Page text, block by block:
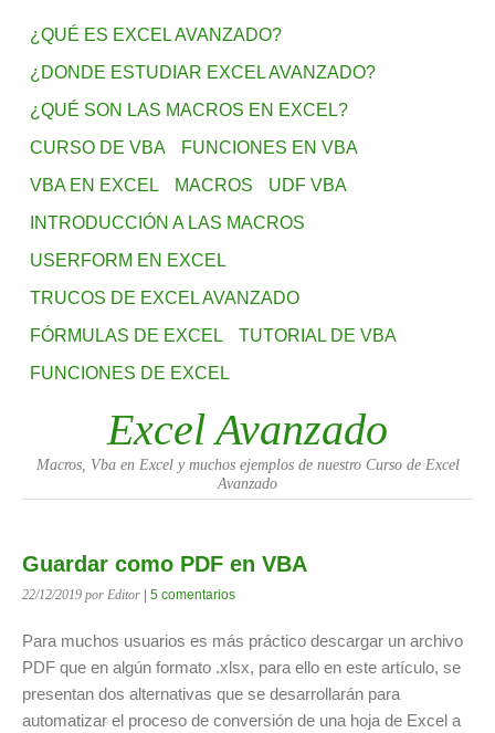
¿QUÉ ES EXCEL AVANZADO?
¿DONDE ESTUDIAR EXCEL AVANZADO?
¿QUÉ SON LAS MACROS EN EXCEL?
CURSO DE VBA
FUNCIONES EN VBA
VBA EN EXCEL
MACROS
UDF VBA
INTRODUCCIÓN A LAS MACROS
USERFORM EN EXCEL
TRUCOS DE EXCEL AVANZADO
FÓRMULAS DE EXCEL
TUTORIAL DE VBA
FUNCIONES DE EXCEL
Excel Avanzado
Macros, Vba en Excel y muchos ejemplos de nuestro Curso de Excel
Avanzado
Guardar como PDF en VBA
22/12/2019 por Editor 5 comentarios
Para muchos usuarios es más práctico descargar un archivo
PDF que en algún formato .xlsx, para ello en este artículo, se
presentan dos alternativas que se desarrollarán para
automatizar el proceso de conversión de una hoja de Excel a